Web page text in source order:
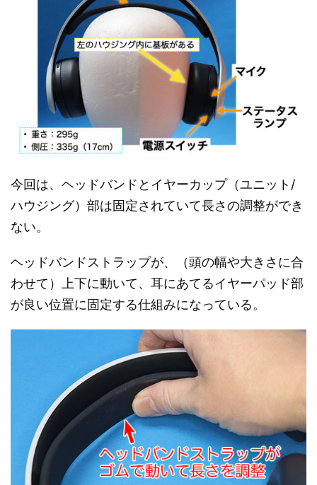
今回は、ヘッドバンドとイヤーカップ（ユニット/
ハウジング）部は固定されていて長さの調整ができ
ない。
ヘッドバンドストラップが、（頭の幅や大きさに合
わせて）上下に動いて、耳にあてるイヤーパッド部
が良い位置に固定する仕組みになっている。